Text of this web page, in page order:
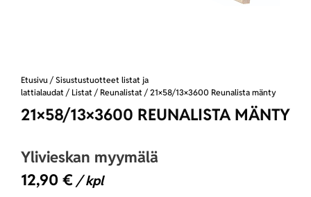
Etusivu / Sisustustuotteet listat ja
lattialaudat / Listat / Reunalistat / 21×58/13×3600 Reunalista mänty
21×58/13×3600 REUNALISTA MÄNTY
Ylivieskan myymälä
12,90 € / kpl